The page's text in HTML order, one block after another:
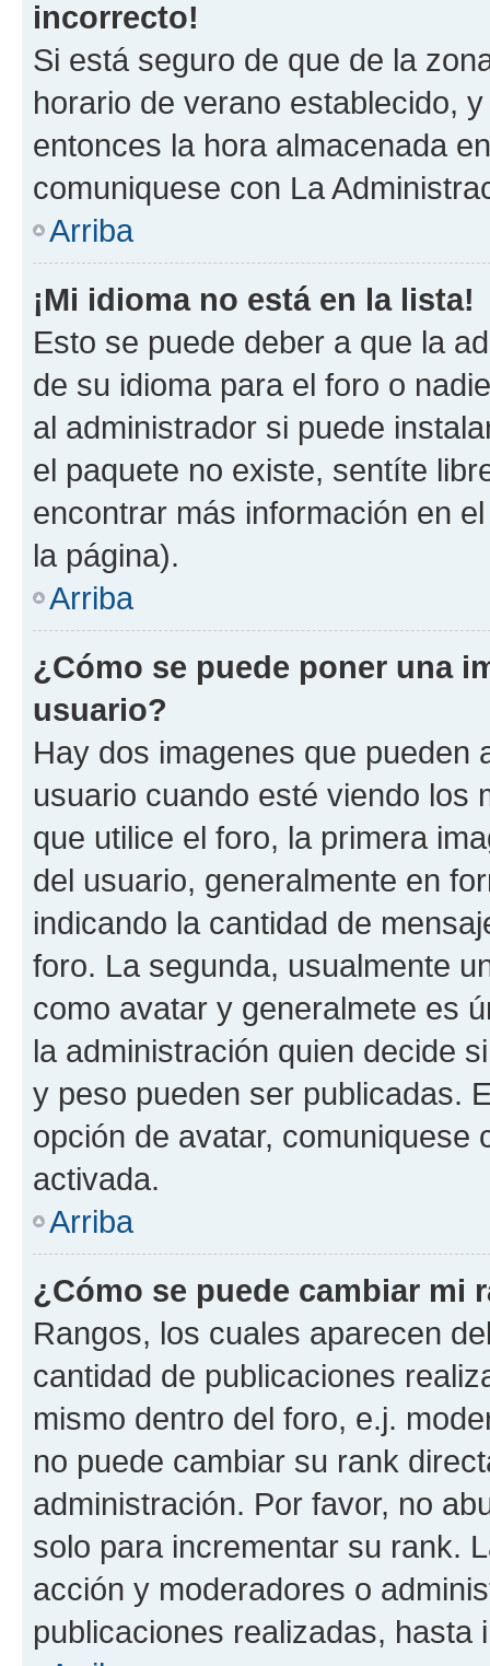
incorrecto!
Si está seguro de que de la
horario de verano establecido,
entonces la hora almacenada
comuniquese con La
Arriba
¡Mi idioma no está en la lista!
Esto se puede deber a que la
de su idioma para el foro o
al administrador si puede
el paquete no existe, sentíte
encontrar más información en
la página).
Arriba
¿Cómo se puede poner una
usuario?
Hay dos imagenes que pueden
usuario cuando esté viendo los
que utilice el foro, la primera
del usuario, generalmente en
indicando la cantidad de
foro. La segunda, usualmente
como avatar y generalmete es
la administración quien decide
y peso pueden ser publicadas.
opción de avatar, comuniquese
activada.
Arriba
¿Cómo se puede cambiar mi
Rangos, los cuales aparecen
cantidad de publicaciones
mismo dentro del foro, e.j.
no puede cambiar su rank
administración. Por favor, no
solo para incrementar su rank.
acción y moderadores o
publicaciones realizadas, hasta